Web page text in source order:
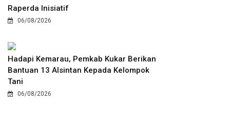
Raperda Inisiatif
06/08/2026
Hadapi Kemarau, Pemkab Kukar Berikan
Bantuan 13 Alsintan Kepada Kelompok
Tani
06/08/2026